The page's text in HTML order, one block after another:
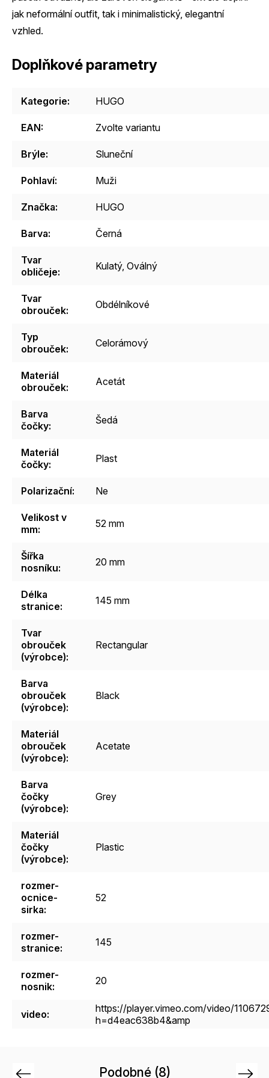
jak neformální outfit, tak i minimalistický, elegantní
vzhled.
Doplňkové parametry
Kategorie: HUGO
EAN: Zvolte variantu
Brýle: Sluneční
Pohlaví: Muži
Značka: HUGO
Barva: Černá
Tvar
obličeje: Kulatý, Oválný
Tvar
obrouček: Obdélníkové
Typ
obrouček: Celorámový
Materiál
obrouček: Acetát
Barva
čočky: Šedá
Materiál
čočky: Plast
Polarizační: Ne
Velikost v
mm: 52 mm
Šířka
nosníku: 20 mm
Délka
stranice: 145 mm
Tvar
obrouček
(výrobce):
Rectangular
Barva
obrouček
(výrobce):
Black
Materiál
obrouček
(výrobce):
Acetate
Barva
čočky
(výrobce):
Grey
Materiál
čočky
(výrobce):
Plastic
rozmer-
ocnice-
sirka:
52
rozmer-
stranice: 145
rozmer-
nosnik: 20
video:
https://player.vimeo.com/video/
h=d4eac638b4&amp
Podobné (8)
Previous Next